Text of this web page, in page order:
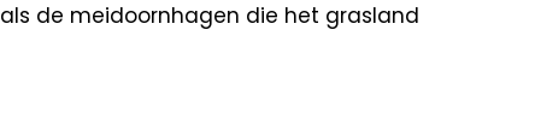
de meidoornhagen die het grasland